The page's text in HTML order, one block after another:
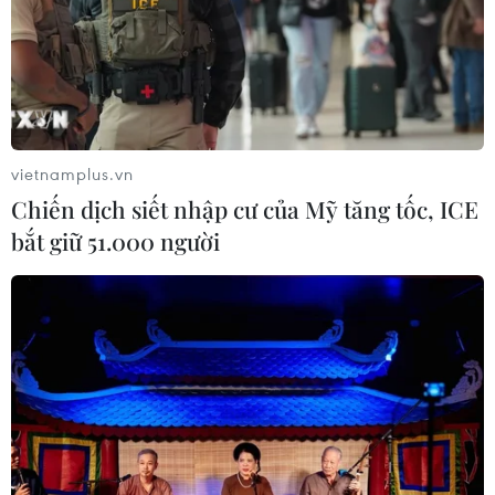
TIN CÙNG CHUYÊN MỤC
Đà Nẵng mở rộng tìm kiếm 2 nạn
nhân mất tích sau vụ sóng cuốn ở
Mũi Nghê
09/08/2026 08:59
Ngành nào dẫn đầu số điểm của
Trường Đại học Khoa học Tự nhiên,
Đại học Quốc gia Hà Nội năm 2026?
09/08/2026 08:52
vietnamplus.vn
Chiến dịch siết nhập cư của Mỹ tăng tốc, ICE
bắt giữ 51.000 người